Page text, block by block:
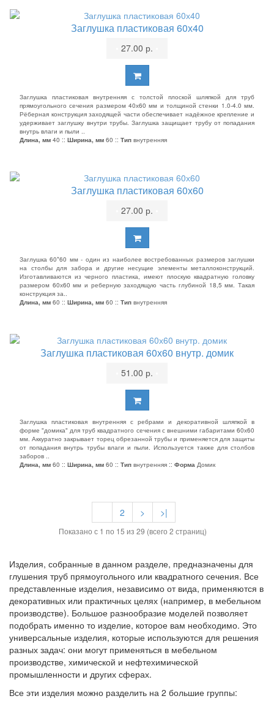
Заглушка пластиковая 60х40
27.00 р.
Заглушка пластиковая внутренняя с толстой плоской шляпкой для труб
прямоугольного сечения размером 40х60 мм и толщиной стенки 1.0-4.0 мм.
Рёберная конструкция заходящей части обеспечивает надёжное крепление и
удерживает заглушку внутри трубы. Заглушка защищает трубу от попадания
внутрь влаги и пыли ..
Длина, мм 40 :: Ширина, мм 60 :: Тип внутренняя
Заглушка пластиковая 60х60
27.00 р.
Заглушка 60*60 мм - один из наиболее востребованных размеров заглушки
на столбы для забора и другие несущие элементы металлоконструкций.
Изготавливаются из черного пластика, имеют плоскую квадратную головку
размером 60х60 мм и реберную заходящую часть глубиной 18,5 мм. Такая
конструкция за..
Длина, мм 60 :: Ширина, мм 60 :: Тип внутренняя
Заглушка пластиковая 60х60 внутр. домик
51.00 р.
Заглушка пластиковая внутренняя с ребрами и декоративной шляпкой в
форме "домика" для труб квадратного сечения с внешними габаритами 60х60
мм. Аккуратно закрывает торец обрезанной трубы и применяется для защиты
от попадания внутрь трубы влаги и пыли. Используется также для столбов
заборов ..
Длина, мм 60 :: Ширина, мм 60 :: Тип внутренняя :: Форма Домик
2 > >|
Показано с 1 по 15 из 29 (всего 2 страниц)
Изделия, собранные в данном разделе, предназначены для
глушения труб прямоугольного или квадратного сечения. Все
представленные изделия, независимо от вида, применяются в
декоративных или практичных целях (например, в мебельном
производстве). Большое разнообразие моделей позволяет
подобрать именно то изделие, которое вам необходимо. Это
универсальные изделия, которые используются для решения
разных задач: они могут применяться в мебельном
производстве, химической и нефтехимической
промышленности и других сферах.
Все эти изделия можно разделить на 2 большие группы: